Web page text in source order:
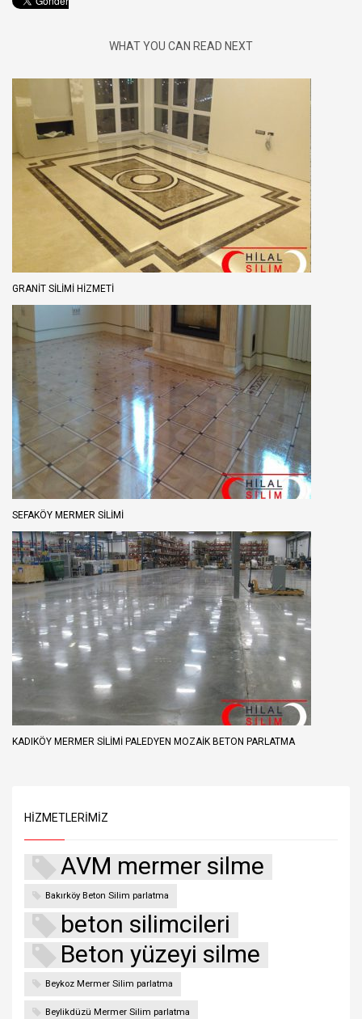
WHAT YOU CAN READ NEXT
GRANIT SILIMI HIZMETI
SEFAKÖY MERMER SİLİMİ
KADIKÖY MERMER SILIMI PALEDYEN MOZAIK BETON PARLATMA
HIZMETLERIMIZ
AVM mermer silme
Bakırköy Beton Silim parlatma
beton silimcileri
Beton yüzeyi silme
Beykoz Mermer Silim parlatma
Beylikdüzü Mermer Silim parlatma